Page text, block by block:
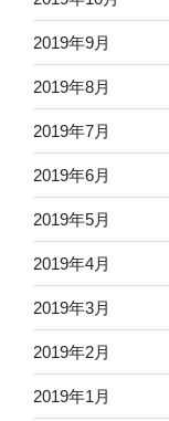
2019年9月
2019年8月
2019年7月
2019年6月
2019年5月
2019年4月
2019年3月
2019年2月
2019年1月